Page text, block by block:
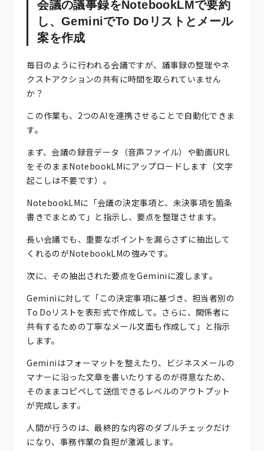
会議の議事録をNotebookLMで要約
し、GeminiでTo Doリストとメール
案を作成
毎日のように行われる会議ですが、議事録の整理やネ
クストアクションの共有に時間を取られていません
か？
この作業も、2つのAIを連携させることで自動化できま
す。
まず、会議の録音データ（音声ファイル）や動画URL
をそのままNotebookLMにアップロードします（文字
起こしは不要です）。
NotebookLMに「会議の決定事項と、未決事項を箇条
書きでまとめて」と指示し、要点を整理させます。
長い会議でも、重要なポイントを漏らさずに抽出して
くれるのがNotebookLMの強みです。
次に、その抽出された要点をGeminiに渡します。
Geminiに対して「この決定事項に基づき、担当者別の
To Doリストを表形式で作成して。さらに、関係者に
共有するための丁寧なメール文面も作成して」と指示
します。
Geminiはフォーマットを整えたり、ビジネスメールの
マナーに沿った文章を書いたりするのが得意なため、
そのままコピペして送信できるレベルのアウトプット
が完成します。
人間が行うのは、最終的な内容のダブルチェックだけ
になり、事務作業の負担が激減します。